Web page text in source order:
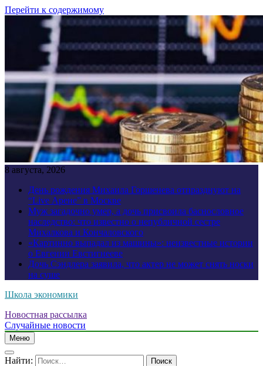
Перейти к содержимому
8 августа, 2026
День рождения Михаила Горшенева отпразднуют на
“Live Арене” в Москве
Муж загадочно умер, а дочь присвоила баснословное
наследство: что известно о непубличной сестре
Михалкова и Кончаловского
«Картинно выпадал из машины»: неизвестные истории
о Евгении Евстигнееве
Дочь Сэндлера заявила, что актер не может снять носки
на суше
Школа экономики
Новостная рассылка
Случайные новости
Меню
Найти: